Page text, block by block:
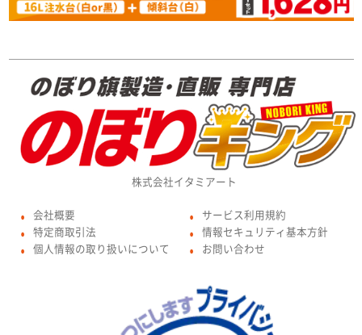
株式会社イタミアート
● 会社概要
● 特定商取引法
● 個人情報の取り扱いについて
● サービス利用規約
● 情報セキュリティ基本方針
● お問い合わせ